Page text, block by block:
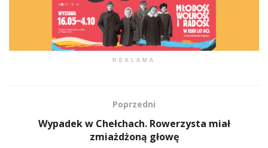
REKLAMA
Poprzedni
Wypadek w Chełchach. Rowerzysta miał
zmiażdżoną głowę